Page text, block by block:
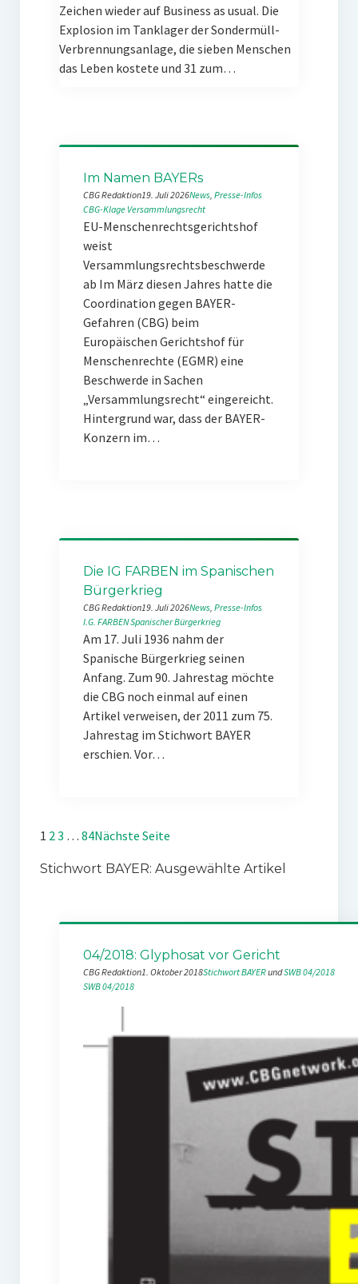
Zeichen wieder auf Business as usual. Die
Explosion im Tanklager der Sondermüll-
Verbrennungsanlage, die sieben Menschen
das Leben kostete und 31 zum…
Im Namen BAYERs
CBG Redaktion19. Juli 2026News, Presse-Infos
CBG-Klage Versammlungsrecht
EU-Menschenrechtsgerichtshof
weist
Versammlungsrechtsbeschwerde
ab Im März diesen Jahres hatte die
Coordination gegen BAYER-
Gefahren (CBG) beim
Europäischen Gerichtshof für
Menschenrechte (EGMR) eine
Beschwerde in Sachen
„Versammlungsrecht“ eingereicht.
Hintergrund war, dass der BAYER-
Konzern im…
Die IG FARBEN im Spanischen
Bürgerkrieg
CBG Redaktion19. Juli 2026News, Presse-Infos
I.G. FARBENSpanischer Bürgerkrieg
Am 17. Juli 1936 nahm der
Spanische Bürgerkrieg seinen
Anfang. Zum 90. Jahrestag möchte
die CBG noch einmal auf einen
Artikel verweisen, der 2011 zum 75.
Jahrestag im Stichwort BAYER
erschien. Vor…
1 23 … 84Nächste Seite
Stichwort BAYER: Ausgewählte Artikel
04/2018: Glyphosat vor Gericht
CBG Redaktion1. Oktober 2018Stichwort BAYER und SWB 04/2018
SWB 04/2018